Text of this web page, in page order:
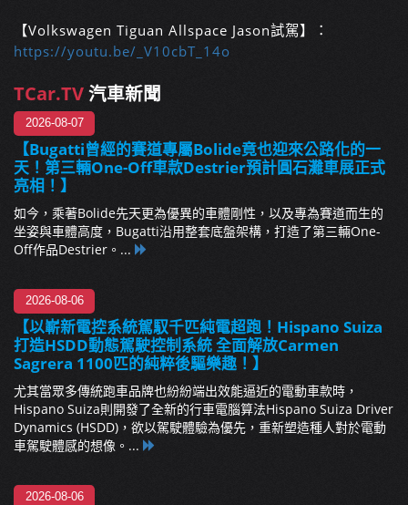
【Volkswagen Tiguan Allspace Jason試駕】：
https://youtu.be/_V10cbT_14o
TCar.TV汽車新聞
2026-08-07
【Bugatti曾經的賽道專屬Bolide竟也迎來公路化的一
天！第三輛One-Off車款Destrier預計圓石灘車展正式
亮相！】
如今，乘著Bolide先天更為優異的車體剛性，以及專為賽道而生的
坐姿與車體高度，Bugatti沿用整套底盤架構，打造了第三輛One-
Off作品Destrier。...
2026-08-06
【以嶄新電控系統駕馭千匹純電超跑！Hispano Suiza
打造HSDD動態駕駛控制系統 全面解放Carmen
Sagrera 1100匹的純粹後驅樂趣！】
尤其當眾多傳統跑車品牌也紛紛端出效能逼近的電動車款時，
Hispano Suiza則開發了全新的行車電腦算法Hispano Suiza Driver
Dynamics (HSDD)，欲以駕駛體驗為優先，重新塑造種人對於電動
車駕駛體感的想像。...
2026-08-06